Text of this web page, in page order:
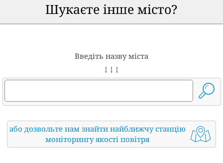
Шукаєте інше місто?
Введіть назву міста
↓ ↓ ↓
або дозвольте нам знайти найближчу станцію
моніторингу якості повітря